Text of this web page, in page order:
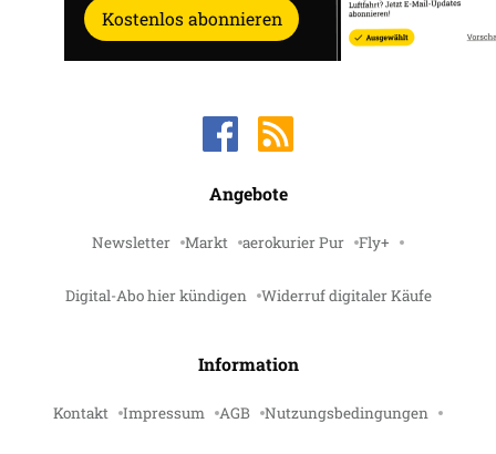
Kostenlos abonnieren
Angebote
Newsletter Markt aerokurier Pur Fly+
Digital-Abo hier kündigen Widerruf digitaler Käufe
Information
Kontakt Impressum AGB Nutzungsbedingungen